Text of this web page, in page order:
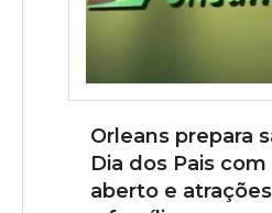
Orleans prepara
Dia dos Pais
aberto e